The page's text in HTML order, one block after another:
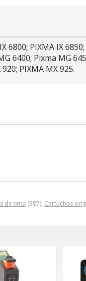
de tinta (387), Cartuchos
PIXMA IX
6400; Pixma MG
PIXMA MX 925.